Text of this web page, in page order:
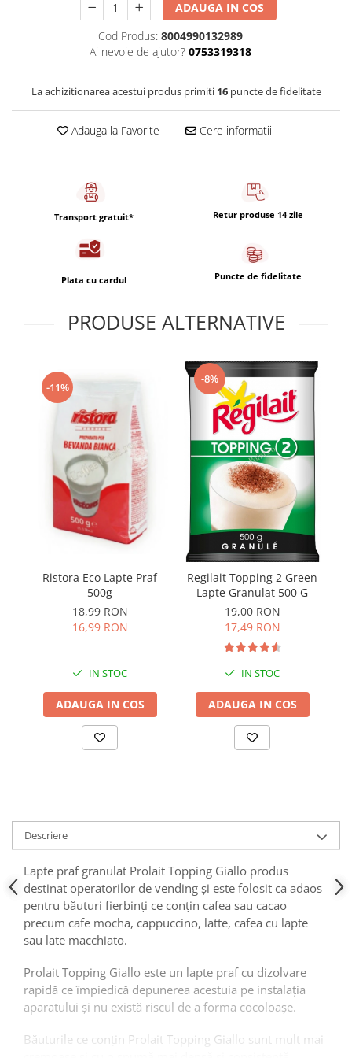
Capsule de Cafea
ADAUGA IN COS
Cod Produs: 8004990132989
Ai nevoie de ajutor? 0753319318
La achizitionarea acestui produs primiti 16puncte de fidelitate
Adauga la Favorite Cere informatii
Transport gratuit* Retur produse 14 zile
Plata cu cardul Puncte de fidelitate
PRODUSE ALTERNATIVE
-11%
Ristora Eco Lapte Praf
500g
18,99 RON
16,99 RON
IN STOC
ADAUGA IN COS
-8%
Regilait Topping 2 Green
Lapte Granulat 500 G
19,00 RON
17,49 RON
IN STOC
ADAUGA IN COS
Descriere
Lapte praf granulat Prolait Topping Giallo produs
destinat operatorilor de vending și este folosit ca adaos
pentru băuturi fierbinți ce conțin cafea sau cacao
precum cafe mocha, cappuccino, latte, cafea cu lapte
sau late macchiato.
Prolait Topping Giallo este un lapte praf cu dizolvare
rapidă ce împiedică depunerea acestuia pe instalația
aparatului și nu există riscul de a forma cocoloașe.
Băuturile ce conțin Prolait Topping Giallo sunt mult mai